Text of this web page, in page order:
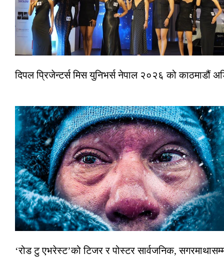
दिपल प्रिजेन्टर्स मिस युनिभर्स नेपाल २०२६ को काठमाडौं
‘रोड टु एभरेस्ट’को टिजर र पोस्टर सार्वजनिक,